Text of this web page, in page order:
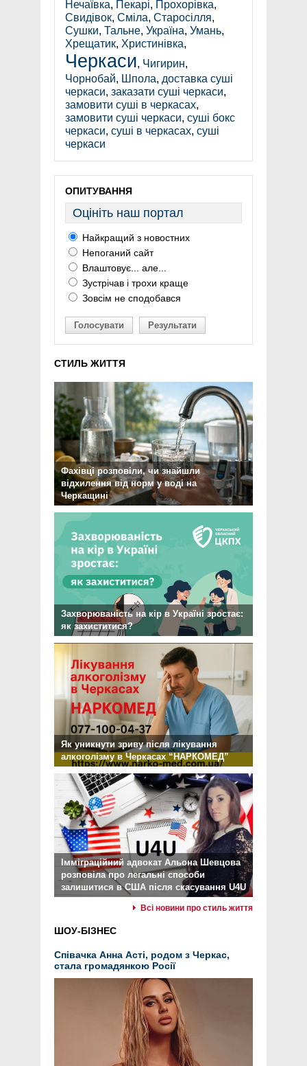
Нечаївка, Пекарі, Прохорівка,
Свидівок, Сміла, Старосілля,
Сушки, Тальне, Україна, Умань,
Хрещатик, Христинівка,
Черкаси, Чигирин,
Чорнобай, Шпола, доставка суші
черкаси, заказати суші черкаси,
замовити суші в черкасах,
замовити суші черкаси, суші бокс
черкаси, суші в черкасах, суші
черкаси
ОПИТУВАННЯ
Оцініть наш портал
Найкращий з новостних
Непоганий сайт
Влаштовує... але...
Зустрічав і трохи краще
Зовсім не сподобався
Голосувати Результати
СТИЛЬ ЖИТТЯ
Фахівці розповіли, чи знайшли
відхилення від норм у воді на
Черкащині
Захворюваність на кір в Україні зростає:
як захиститися?
Як уникнути зриву після лікування
алкоголізму в Черкасах “НАРКОМЕД”
Імміграційний адвокат Альона Шевцова
розповіла про легальні способи
залишитися в США після скасування U4U
Всі новини про стиль життя
ШОУ-БІЗНЕС
Співачка Анна Асті, родом з Черкас,
стала громадянкою Росії